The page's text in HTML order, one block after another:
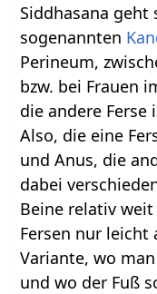
Siddhasana geht
sogenannten
Perineum,
bzw. bei Frauen
die andere Ferse
Also, die eine
und Anus, die
dabei
Beine relativ
Fersen nur leicht
Variante, wo
und wo der Fuß